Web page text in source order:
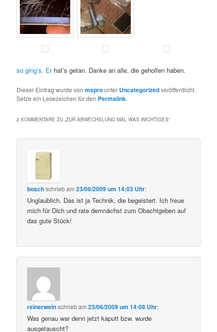
so ging’s. Erhat’s getan. Danke an alle, die geholfen haben.
Dieser Eintrag wurde vonmsprounter Uncategorizedveröffentlicht.
Setze ein Lesezeichen für den Permalink.
2 KOMMENTARE ZU „ZUR ABWECHSLUNG MAL WAS WICHTIGES“
boschschriebam23/06/2009 um 14:03 Uhr:
Unglaublich. Das ist ja Technik, die begeistert. Ich freue
mich für Dich und rate demnächst zum Obachtgeben auf
das gute Stück!
reinerweinschriebam23/06/2009 um 14:08 Uhr:
Was genau war denn jetzt kaputt bzw. wurde
ausgetauscht?